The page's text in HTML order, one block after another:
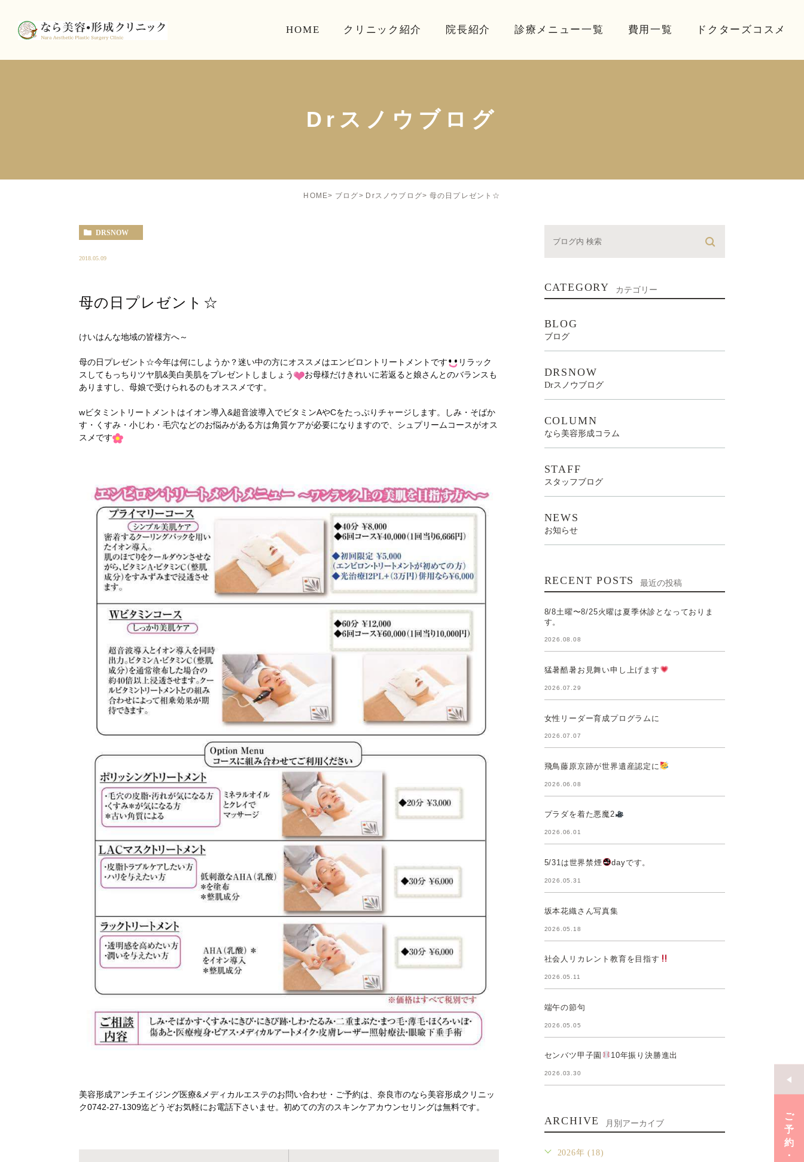
HOME クリニック紹介 院長紹介 診療メニュー一覧 費用一覧 ドクターズコスメ
ご
予
約
･
Drスノウブログ
HOME ブログ Drスノウブログ 母の日プレゼント☆
DRSNOW
2018.05.09
母の日プレゼント☆
けいはんな地域の皆様方へ～
母の日プレゼント☆今年は何にしようか？迷い中の方にオススメはエンビロントリートメントです
リラック
スしてもっちりツヤ肌&美白美肌をプレゼントしましょう
お母様だけきれいに若返ると娘さんとのバランスも
ありますし、母娘で受けられるのもオススメです。
wビタミントリートメントはイオン導入&超音波導入でビタミンAやCをたっぷりチャージします。しみ・そばか
す・くすみ・小じわ・毛穴などのお悩みがある方は角質ケアが必要になりますので、シュプリームコースがオス
スメです
美容形成アンチエイジング医療&メディカルエステのお問い合わせ・ご予約は、奈良市のなら美容形成クリニッ
ク0742-27-1309迄どうぞお気軽にお電話下さいませ。初めての方のスキンケアカウンセリングは無料です。
CATEGORY カテゴリー
BLOG
ブログ
DRSNOW
Drスノウブログ
COLUMN
なら美容形成コラム
STAFF
スタッフブログ
NEWS
お知らせ
RECENT POSTS 最近の投稿
8/8土曜〜8/25火曜は夏季休診となっておりま
す。
2026.08.08
猛暑酷暑お見舞い申し上げます
2026.07.29
女性リーダー育成プログラムに
2026.07.07
飛鳥藤原京跡が世界遺産認定に
2026.06.08
プラダを着た悪魔2
2026.06.01
5/31は世界禁煙 dayです。
2026.05.31
坂本花織さん写真集
2026.05.18
社会人リカレント教育を目指す
2026.05.11
端午の節句
2026.05.05
センバツ甲子園 10年振り決勝進出
2026.03.30
ARCHIVE 月別アーカイブ
2026年 (18)